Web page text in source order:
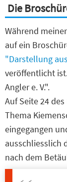
Die
Während
auf ein
"Darstellung
veröffentlicht
Angler e. V.".
Auf Seite 24
Thema
eingegangen
ausschliesslich
nach dem